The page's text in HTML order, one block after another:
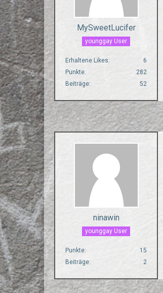
MySweetLucifer
younggay User
Erhaltene Likes
6
Punkte
282
Beiträge
52
ninawin
younggay User
Punkte
15
Beiträge
2